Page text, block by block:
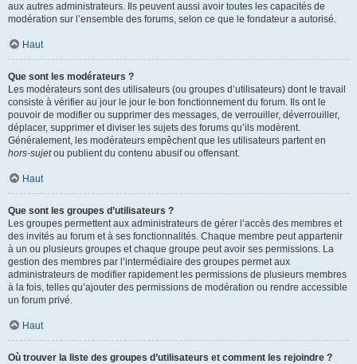
aux autres administrateurs. Ils peuvent aussi avoir toutes les capacités de
modération sur l’ensemble des forums, selon ce que le fondateur a autorisé.
Haut
Que sont les modérateurs ?
Les modérateurs sont des utilisateurs (ou groupes d’utilisateurs) dont le travail
consiste à vérifier au jour le jour le bon fonctionnement du forum. Ils ont le
pouvoir de modifier ou supprimer des messages, de verrouiller, déverrouiller,
déplacer, supprimer et diviser les sujets des forums qu’ils modèrent.
Généralement, les modérateurs empêchent que les utilisateurs partent en
hors-sujetou publient du contenu abusif ou offensant.
Haut
Que sont les groupes d’utilisateurs ?
Les groupes permettent aux administrateurs de gérer l’accès des membres et
des invités au forum et à ses fonctionnalités. Chaque membre peut appartenir
à un ou plusieurs groupes et chaque groupe peut avoir ses permissions. La
gestion des membres par l’intermédiaire des groupes permet aux
administrateurs de modifier rapidement les permissions de plusieurs membres
à la fois, telles qu’ajouter des permissions de modération ou rendre accessible
un forum privé.
Haut
Où trouver la liste des groupes d’utilisateurs et comment les rejoindre ?